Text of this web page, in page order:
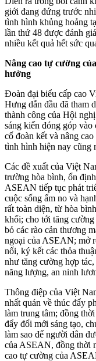
giới đang đứng trước
tình hình khủng hoảng
lần thứ 48 được đánh
nhiều kết quả hết sức
Nâng cao tự cường
hưởng
Đoàn đại biểu cấp cao
Hưng dẫn đầu đã tham
thành công của Hội
sáng kiến đóng góp
cố đoàn kết và nâng
tình hình hiện nay cũng
Các đề xuất của Việt
trường hòa bình, ổn
ASEAN tiếp tục phát
cuộc sống ấm no và
rất toàn diện, từ hòa
khối; cho tới tăng
bỏ các rào cản thương
ngoại của ASEAN; mở
nối, ký kết các thỏa
như tăng cường hợp
năng lượng, an ninh
Thông điệp của Việt
nhất quán về thúc đẩy
làm trung tâm; đồng
đẩy đổi mới sáng tạo,
làm sao để người dân
của ASEAN, đồng thời
cao tự cường của